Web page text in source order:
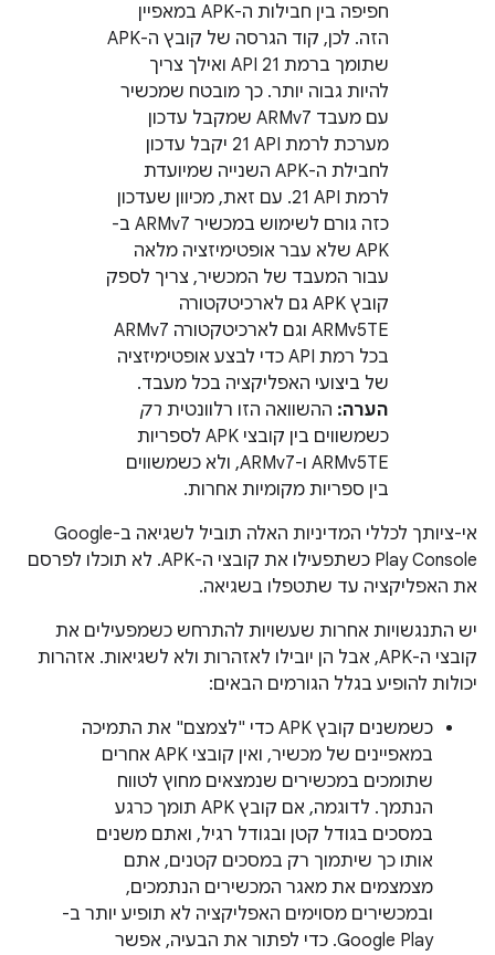
חפיפה בין חבילות ה-APK במאפיין
הזה. לכן, קוד הגרסה של קובץ ה-APK
שתומך ברמת API 21 ואילך צריך
להיות גבוה יותר. כך מובטח שמכשיר
עם מעבד ARMv7 שמקבל עדכון
מערכת לרמת API‏ 21 יקבל עדכון
לחבילת ה-APK השנייה שמיועדת
לרמת API‏ 21. עם זאת, מכיוון שעדכון
כזה גורם לשימוש במכשיר ARMv7 ב-
APK שלא עבר אופטימיזציה מלאה
עבור המעבד של המכשיר, צריך לספק
קובץ APK גם לארכיטקטורה
ARMv5TE וגם לארכיטקטורה ARMv7
בכל רמת API כדי לבצע אופטימיזציה
של ביצועי האפליקציה בכל מעבד.
הערה: ההשוואה הזו רלוונטית רק
כשמשווים בין קובצי APK לספריות
ARMv5TE ו-ARMv7, ולא כשמשווים
בין ספריות מקומיות אחרות.
אי-ציותך לכללי המדיניות האלה תוביל לשגיאה ב-Google
Play Console כשתפעילו את קובצי ה-APK. לא תוכלו לפרסם
את האפליקציה עד שתטפלו בשגיאה.
יש התנגשויות אחרות שעשויות להתרחש כשמפעילים את
קובצי ה-APK, אבל הן יובילו לאזהרות ולא לשגיאות. אזהרות
יכולות להופיע בגלל הגורמים הבאים:
כשמשנים קובץ APK כדי "לצמצם" את התמיכה
במאפיינים של מכשיר, ואין קובצי APK אחרים
שתומכים במכשירים שנמצאים מחוץ לטווח
הנתמך. לדוגמה, אם קובץ APK תומך כרגע
במסכים בגודל קטן ובגודל רגיל, ואתם משנים
אותו כך שיתמוך רק במסכים קטנים, אתם
מצמצמים את מאגר המכשירים הנתמכים,
ובמכשירים מסוימים האפליקציה לא תופיע יותר ב-
Google Play. כדי לפתור את הבעיה, אפשר